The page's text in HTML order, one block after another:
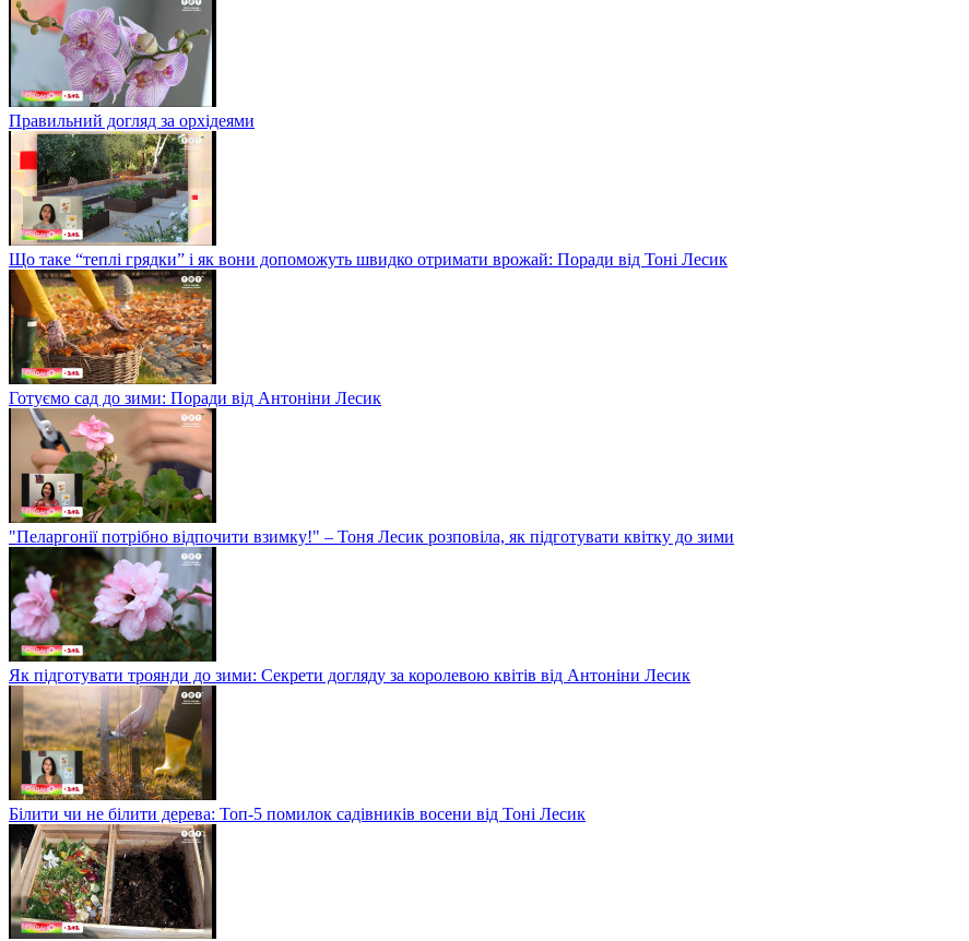
Правильний догляд за орхідеями
Що таке “теплі грядки” і як вони допоможуть швидко отримати врожай: Поради від Тоні Лесик
Готуємо сад до зими: Поради від Антоніни Лесик
"Пеларгонії потрібно відпочити взимку!" – Тоня Лесик розповіла, як підготувати квітку до зими
Як підготувати троянди до зими: Секрети догляду за королевою квітів від Антоніни Лесик
Білити чи не білити дерева: Топ-5 помилок садівників восени від Тоні Лесик